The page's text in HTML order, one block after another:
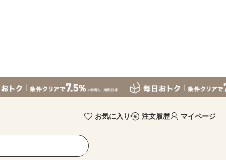
お気に入り 注文履歴 マイページ